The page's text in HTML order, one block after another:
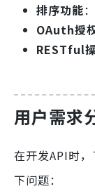
排序功能
OAuth授
RESTful
用户需求
在开发API时
下问题：